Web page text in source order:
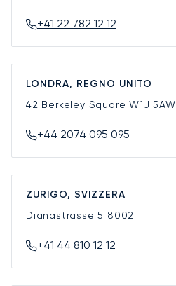
+41 22 782 12 12
LONDRA, REGNO UNITO
42 Berkeley SquareW1J 5AW
+44 2074 095 095
ZURIGO, SVIZZERA
Dianastrasse 5 8002
+41 44 810 12 12